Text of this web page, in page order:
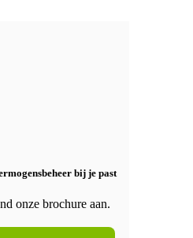
bij je past
onze brochure aan.